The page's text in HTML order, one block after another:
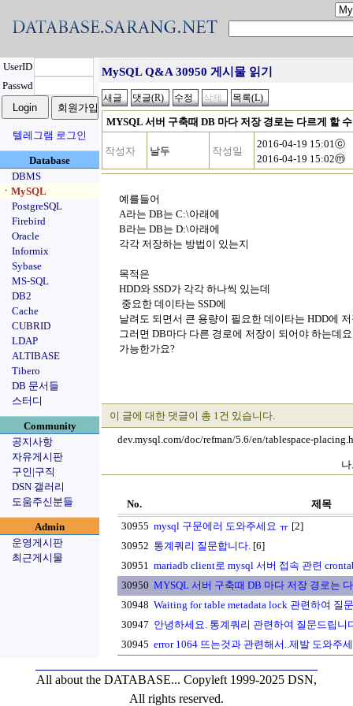
UserID
Passwd
텔레그램 로그인
Database
DBMS
ㆍMySQL
PostgreSQL
Firebird
Oracle
Informix
Sybase
MS-SQL
DB2
Cache
CUBRID
LDAP
ALTIBASE
Tibero
DB 문서들
스터디
Community
공지사항
자유게시판
구인|구직
DSN 갤러리
도움주신분들
Admin
운영게시판
최근게시물
MySQL Q&A 30950 게시물 읽기
MYSQL 서버 구축때 DB 마다 저장 경로는 다르게 할
작성자 날두 작성일
2016-04-19 15:01ⓒ
2016-04-19 15:02ⓜ
예를들어
A라는 DB는 C:\아래에
B라는 DB는 D:\아래에
각각 저장하는 방법이 있는지
목적은
HDD와 SSD가 각각 하나씩 있는데
중요한 데이타는 SSD에
날려도 되면서 큰 용량이 필요한 데이타는 HDD에
그러면 DB마다 다른 경로에 저장이 되어야 하는데
가능한가요?
이 글에 대한 댓글이 총 1건 있습니다.
dev.mysql.com/doc/refman/5.6/en/tablespace-
No.
제목
30955 mysql 구문에러 도와주세요 ㅠ [2]
30952 통계쿼리 질문합니다. [6]
30951 mariadb client로 mysql 서버 접속 관련
30950 MYSQL 서버 구축때 DB 마다 저장 경로는
30948 Waiting for table metadata lock 관련하여 질
30947 안녕하세요. 통계쿼리 관련하여 질문드립니
30945 error 1064 뜨는것과 관련해서..제발 도와주
All about the DATABASE... Copyleft 1999-2025 DSN,
All rights reserved.